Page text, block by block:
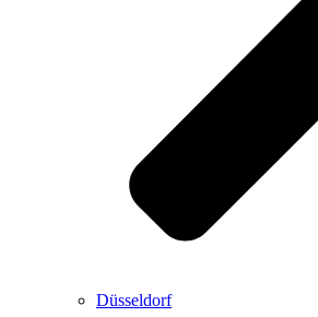
Düsseldorf